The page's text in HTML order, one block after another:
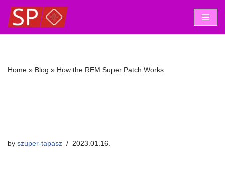
Skip
Home » Blog » How the REM Super Patch Works
by szuper-tapasz 2023.01.16.